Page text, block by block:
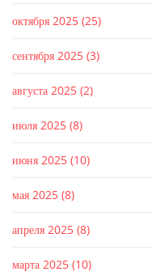
октября 2025 (25)
сентября 2025 (3)
августа 2025 (2)
июля 2025 (8)
июня 2025 (10)
мая 2025 (8)
апреля 2025 (8)
марта 2025 (10)